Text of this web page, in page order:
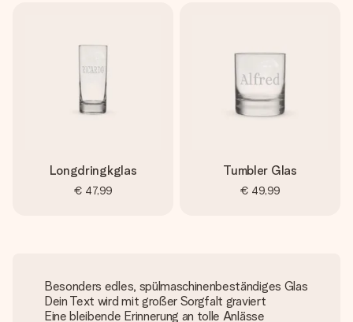
Longdringkglas
€ 47,99
Tumbler Glas
€ 49,99
Besonders edles, spülmaschinenbeständiges Glas
Dein Text wird mit großer Sorgfalt graviert
Eine bleibende Erinnerung an tolle Anlässe